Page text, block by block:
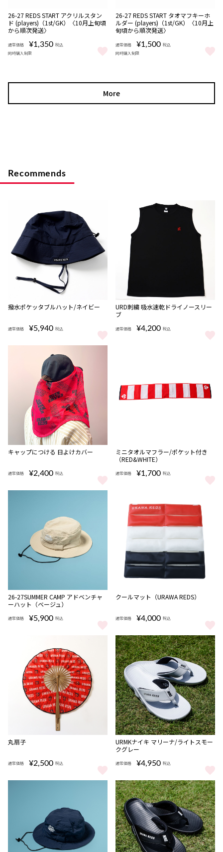
期間限定
受注
商品
08/06 18:00〜08/16
22:00
26-27 REDS START アクリルスタン
ド (players)（1st/GK）〈10月上旬頃
から順次発送〉
通常価格 ¥1,350 税込
同時購入制限
期間限定
受注
商品
08/06 18:00〜08/16
22:00
26-27 REDS START タオマフキーホ
ルダー (players)（1st/GK）〈10月上
旬頃から順次発送〉
通常価格 ¥1,500 税込
同時購入制限
More
Recommends
撥水ポケッタブルハット/ネイビー
通常価格 ¥5,940 税込
撥水ポケッタブルハット/ネイビー をもっと見る
URD刺繍 吸水速乾ドライノースリー
ブ
通常価格 ¥4,200 税込
URD刺繍 吸水速乾ドライノース
キャップにつける 日よけカバー
通常価格 ¥2,400 税込
キャップにつける 日よけカバー をもっと見る
ミニタオルマフラー/ポケット付き
（RED&WHITE）
通常価格 ¥1,700 税込
ミニタオルマフラー/ポケット付
26-27SUMMER CAMP アドベンチャ
ーハット（ベージュ）
通常価格 ¥5,900 税込
26-27SUMMER CAMP アドベンチャーハット（ベージュ） をもっと
クールマット（URAWA REDS）
通常価格 ¥4,000 税込
クールマット（URAWA REDS）
丸扇子
通常価格 ¥2,500 税込
URMKナイキ マリーナ/ライトスモー
クグレー
通常価格 ¥4,950 税込
URMKナイキ マリーナ/ライトス